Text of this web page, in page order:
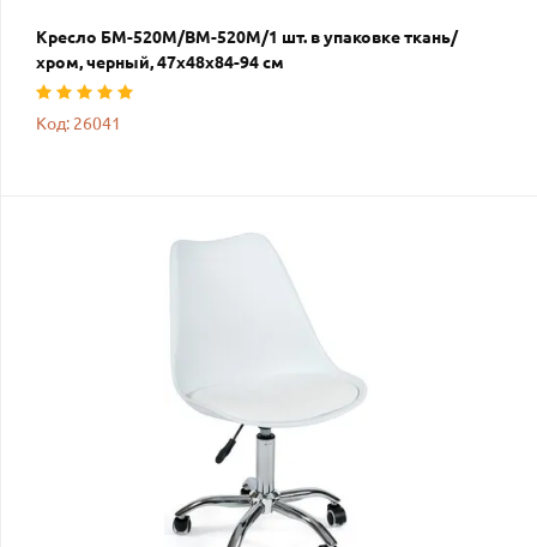
Кресло БМ-520М/BM-520M/1 шт. в упаковке ткань/
хром, черный, 47х48х84-94 см
Код: 26041